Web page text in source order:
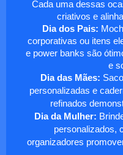
Cada uma dessas
criativos e
Dia dos Pais:
corporativas ou itens
e power banks são
e
Dia das Mães:
personalizadas e
refinados
Dia da Mulher:
personalizados,
organizadores